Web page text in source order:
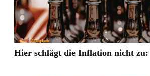
Hier schlägt die Inflation nicht